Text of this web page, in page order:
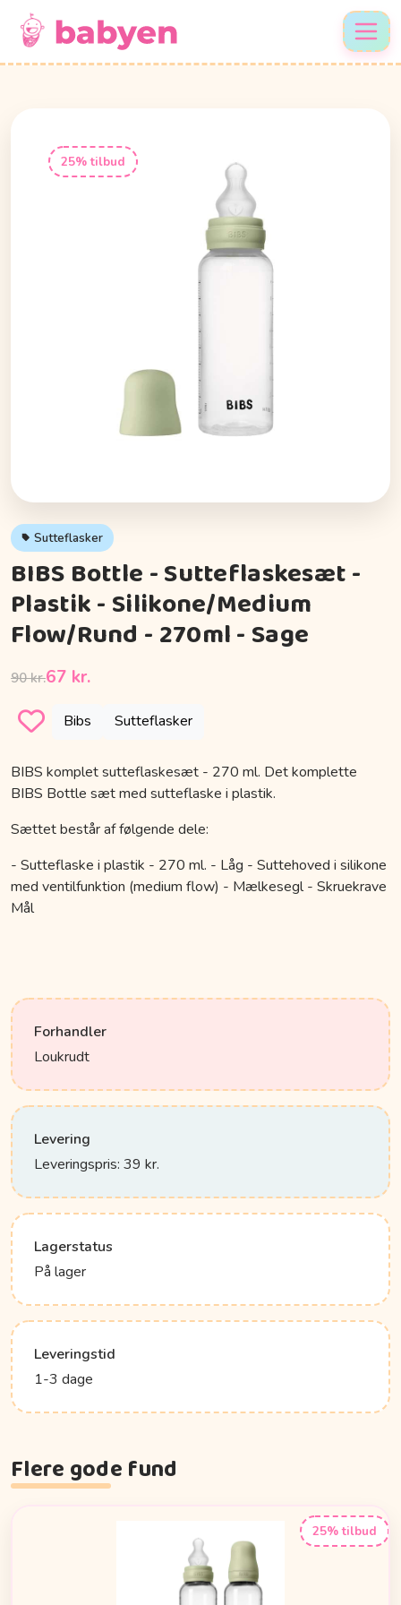
25% tilbud
Sutteflasker
BIBS Bottle - Sutteflaskesæt -
Plastik - Silikone/Medium
Flow/Rund - 270ml - Sage
90 kr.67 kr.
Bibs Sutteflasker
BIBS komplet sutteflaskesæt - 270 ml. Det komplette
BIBS Bottle sæt med sutteflaske i plastik.
Sættet består af følgende dele:
- Sutteflaske i plastik - 270 ml. - Låg - Suttehoved i silikone
med ventilfunktion (medium flow) - Mælkesegl - Skruekrave
Mål
Forhandler
Loukrudt
Levering
Leveringspris: 39 kr.
Lagerstatus
På lager
Leveringstid
1-3 dage
Flere gode fund
25% tilbud